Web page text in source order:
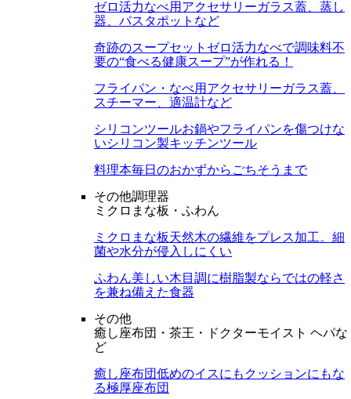
ゼロ活力なべ用アクセサリーガラス蓋、蒸し
器、パスタポットなど
奇跡のスープセット ゼロ活力なべで調味料不
要の“食べる健康スープ”が作れる！
フライパン・なべ用アクセサリーガラス蓋、
スチーマー、適温計など
シリコンツールお鍋やフライパンを傷つけな
いシリコン製キッチンツール
料理本毎日のおかずからごちそうまで
その他調理器
ミクロまな板・ふわん
ミクロまな板天然木の繊維をプレス加工。細
菌や水分が侵入しにくい
ふわん美しい木目調に樹脂製ならではの軽さ
を兼ね備えた食器
その他
癒し座布団・茶王・ドクターモイスト ヘパな
ど
癒し座布団低めのイスにもクッションにもな
る極厚座布団